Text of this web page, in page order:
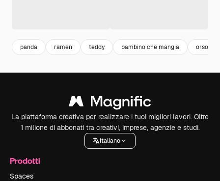
panda ramen teddy bambino che mangia orso
La piattaforma creativa per realizzare i tuoi migliori lavori. Oltre
1 milione di abbonati tra creativi, imprese, agenzie e studi.
Italiano
Prodotti
Spaces